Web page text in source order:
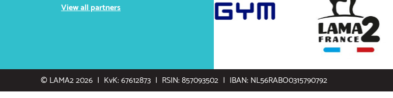
View all partners
© LAMA2 2026 KvK: 67612873 RSIN: 857093502 IBAN: NL56RABO0315790792